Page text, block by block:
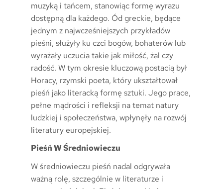
muzyką i tańcem, stanowiąc formę wyrazu
dostępną dla każdego. Ód greckie, będące
jednym z najwcześniejszych przykładów
pieśni, służyły ku czci bogów, bohaterów lub
wyrażały uczucia takie jak miłość, żal czy
radość. W tym okresie kluczową postacią był
Horacy, rzymski poeta, który ukształtował
pieśń jako literacką formę sztuki. Jego prace,
pełne mądrości i refleksji na temat natury
ludzkiej i społeczeństwa, wpłynęły na rozwój
literatury europejskiej.
Pieśń W Średniowieczu
W średniowieczu pieśń nadal odgrywała
ważną rolę, szczególnie w literaturze i